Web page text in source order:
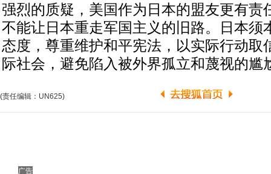
强烈的质疑，美国作为日本的盟友更有责
不能让日本重走军国主义的旧路。日本须
态度，尊重维护和平宪法，以实际行动取
际社会，避免陷入被外界孤立和蔑视的尴
(责任编辑：UN625)
广告